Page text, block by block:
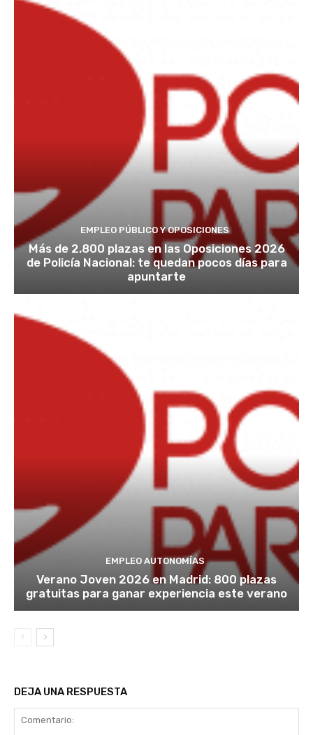
EMPLEO PÚBLICO Y OPOSICIONES
Más de 2.800 plazas en las Oposiciones 2026
de Policía Nacional: te quedan pocos días para
apuntarte
EMPLEO AUTONOMÍAS
Verano Joven 2026 en Madrid: 800 plazas
gratuitas para ganar experiencia este verano
DEJA UNA RESPUESTA